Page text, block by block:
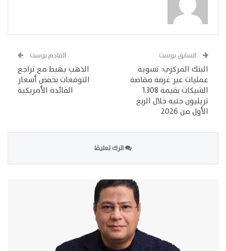
السابق بوست
البنك المركزي: تسوية
عمليات عبر غرفة مقاصة
الشيكات بقيمة 1.308
تريليون جنيه خلال الربع
الأول من 2026
القادم بوست
الذهب يهبط مع تراجع
التوقعات بخفض أسعار
الفائدة الأمريكية
اترك تعليقا